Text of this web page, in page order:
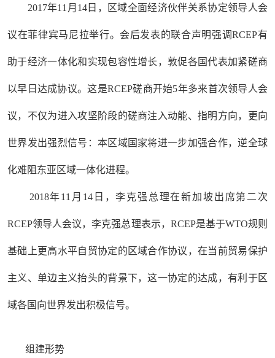
2017年11月14日，区域全面经济伙伴关系协定领导人会
议在菲律宾马尼拉举行。会后发表的联合声明强调RCEP有
助于经济一体化和实现包容性增长，敦促各国代表加紧磋商
以早日达成协议。这是RCEP磋商开始5年多来首次领导人会
议，不仅为进入攻坚阶段的磋商注入动能、指明方向，更向
世界发出强烈信号：本区域国家将进一步加强合作，逆全球
化难阻东亚区域一体化进程。
2018年11月14日，李克强总理在新加坡出席第二次
RCEP领导人会议，李克强总理表示，RCEP是基于WTO规则
基础上更高水平自贸协定的区域合作协议，在当前贸易保护
主义、单边主义抬头的背景下，这一协定的达成，有利于区
域各国向世界发出积极信号。
组建形势